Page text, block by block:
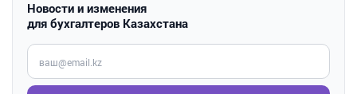
Новости и изменения
для бухгалтеров Казахстана
Введите ваш e-mail